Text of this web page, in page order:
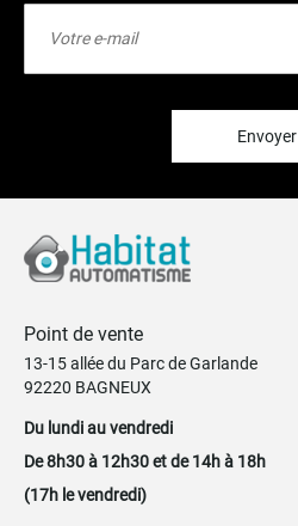
Envoyer
Point de vente
13-15 allée du Parc de Garlande
92220 BAGNEUX
Du lundi au vendredi
De 8h30 à 12h30 et de 14h à 18h
(17h le vendredi)